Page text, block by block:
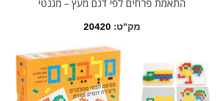
התאמת פרחים לפי דגם מעץ – מגנטי
מק"ט: 20420